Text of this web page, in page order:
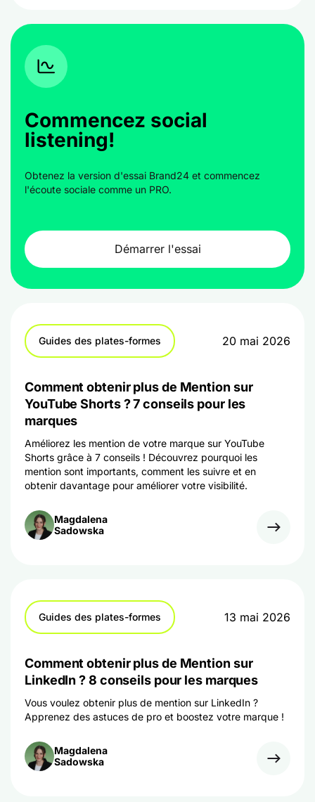
Commencez social
listening!
Obtenez la version d'essai Brand24 et commencez
l'écoute sociale comme un PRO.
Démarrer l'essai
Guides des plates-formes 20 mai 2026
Comment obtenir plus de Mention sur
YouTube Shorts ? 7 conseils pour les
marques
Améliorez les mention de votre marque sur YouTube
Shorts grâce à 7 conseils ! Découvrez pourquoi les
mention sont importants, comment les suivre et en
obtenir davantage pour améliorer votre visibilité.
Magdalena
Sadowska
Guides des plates-formes 13 mai 2026
Comment obtenir plus de Mention sur
LinkedIn ? 8 conseils pour les marques
Vous voulez obtenir plus de mention sur LinkedIn ?
Apprenez des astuces de pro et boostez votre marque !
Magdalena
Sadowska